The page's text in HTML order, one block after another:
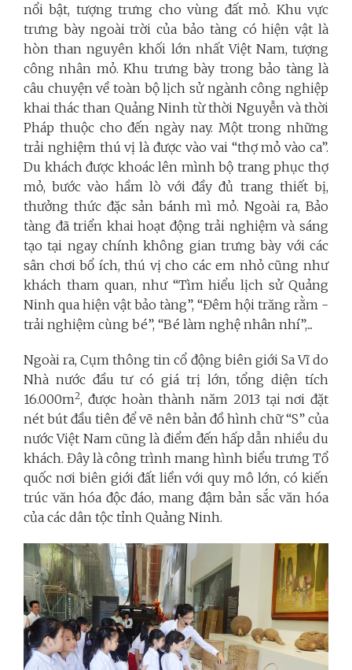
nổi bật, tượng trưng cho vùng đất mỏ. Khu vực
trưng bày ngoài trời của bảo tàng có hiện vật là
hòn than nguyên khối lớn nhất Việt Nam, tượng
công nhân mỏ. Khu trưng bày trong bảo tàng là
câu chuyện về toàn bộ lịch sử ngành công nghiệp
khai thác than Quảng Ninh từ thời Nguyễn và thời
Pháp thuộc cho đến ngày nay. Một trong những
trải nghiệm thú vị là được vào vai “thợ mỏ vào ca”.
Du khách được khoác lên mình bộ trang phục thợ
mỏ, bước vào hầm lò với đầy đủ trang thiết bị,
thưởng thức đặc sản bánh mì mỏ. Ngoài ra, Bảo
tàng đã triển khai hoạt động trải nghiệm và sáng
tạo tại ngay chính không gian trưng bày với các
sân chơi bổ ích, thú vị cho các em nhỏ cũng như
khách tham quan, như “Tìm hiểu lịch sử Quảng
Ninh qua hiện vật bảo tàng”, “Đêm hội trăng rằm -
trải nghiệm cùng bé”, “Bé làm nghệ nhân nhí”,...
Ngoài ra, Cụm thông tin cổ động biên giới Sa Vĩ do
Nhà nước đầu tư có giá trị lớn, tổng diện tích
16.000m2, được hoàn thành năm 2013 tại nơi đặt
nét bút đầu tiên để vẽ nên bản đồ hình chữ “S” của
nước Việt Nam cũng là điểm đến hấp dẫn nhiều du
khách. Đây là công trình mang hình biểu trưng Tổ
quốc nơi biên giới đất liền với quy mô lớn, có kiến
trúc văn hóa độc đáo, mang đậm bản sắc văn hóa
của các dân tộc tỉnh Quảng Ninh.